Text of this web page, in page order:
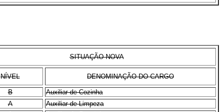
SITUAÇÃO NOVA
NÍVEL DENOMINAÇÃO DO CARGO
B
Auxiliar de Cozinha
A
Auxiliar de Limpeza